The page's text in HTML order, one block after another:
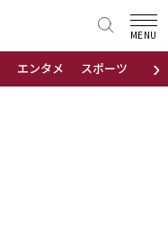
›
エンタメ スポーツ 地域
MENU